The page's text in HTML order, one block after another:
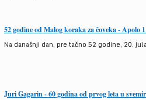
52 godine od Malog koraka za čoveka - Apolo
Na današnji dan, pre tačno 52 godine, 20.
Juri Gagarin - 60 godina od prvog leta u svemir